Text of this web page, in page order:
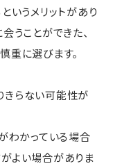
いうメリットがあり
うことができた、
重に選びます。
きらない可能性が
わかっている場合
よい場合がありま